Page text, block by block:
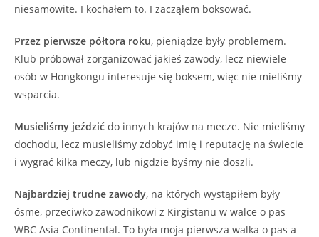
niesamowite. I kochałem to. I zacząłem boksować.
Przez pierwsze półtora roku, pieniądze były problemem.
Klub próbował zorganizować jakieś zawody, lecz niewiele
osób w Hongkongu interesuje się boksem, więc nie mieliśmy
wsparcia.
Musieliśmy jeździć do innych krajów na mecze. Nie mieliśmy
dochodu, lecz musieliśmy zdobyć imię i reputację na świecie
i wygrać kilka meczy, lub nigdzie byśmy nie doszli.
Najbardziej trudne zawody, na których wystąpiłem były
ósme, przeciwko zawodnikowi z Kirgistanu w walce o pas
WBC Asia Continental. To była moja pierwsza walka o pas a